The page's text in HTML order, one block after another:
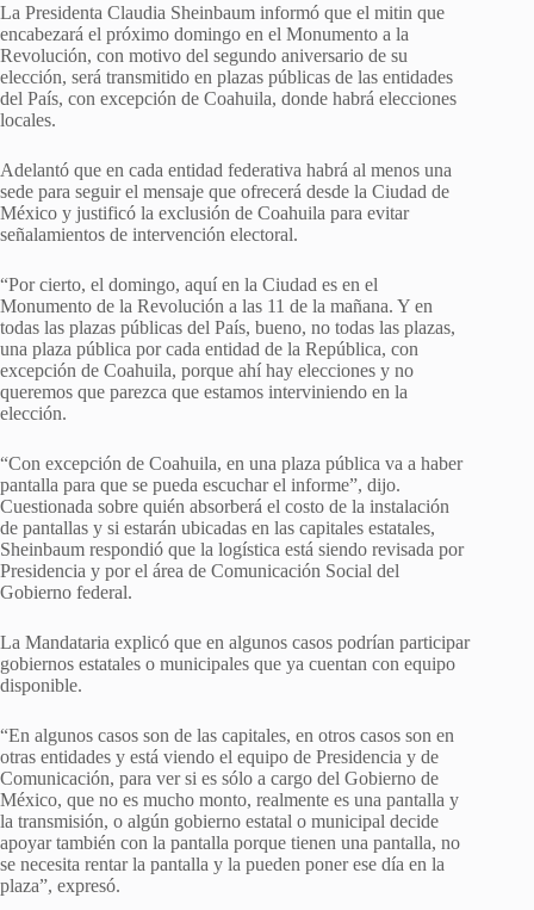
La Presidenta Claudia Sheinbaum informó que el mitin que
encabezará el próximo domingo en el Monumento a la
Revolución, con motivo del segundo aniversario de su
elección, será transmitido en plazas públicas de las entidades
del País, con excepción de Coahuila, donde habrá elecciones
locales.
Adelantó que en cada entidad federativa habrá al menos una
sede para seguir el mensaje que ofrecerá desde la Ciudad de
México y justificó la exclusión de Coahuila para evitar
señalamientos de intervención electoral.
“Por cierto, el domingo, aquí en la Ciudad es en el
Monumento de la Revolución a las 11 de la mañana. Y en
todas las plazas públicas del País, bueno, no todas las plazas,
una plaza pública por cada entidad de la República, con
excepción de Coahuila, porque ahí hay elecciones y no
queremos que parezca que estamos interviniendo en la
elección.
“Con excepción de Coahuila, en una plaza pública va a haber
pantalla para que se pueda escuchar el informe”, dijo.
Cuestionada sobre quién absorberá el costo de la instalación
de pantallas y si estarán ubicadas en las capitales estatales,
Sheinbaum respondió que la logística está siendo revisada por
Presidencia y por el área de Comunicación Social del
Gobierno federal.
La Mandataria explicó que en algunos casos podrían participar
gobiernos estatales o municipales que ya cuentan con equipo
disponible.
“En algunos casos son de las capitales, en otros casos son en
otras entidades y está viendo el equipo de Presidencia y de
Comunicación, para ver si es sólo a cargo del Gobierno de
México, que no es mucho monto, realmente es una pantalla y
la transmisión, o algún gobierno estatal o municipal decide
apoyar también con la pantalla porque tienen una pantalla, no
se necesita rentar la pantalla y la pueden poner ese día en la
plaza”, expresó.